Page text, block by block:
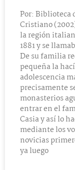
Por: Biblioteca
Cristiano
la región
1881 y se
De su familia
pequeña la
adolescencia
precisamente
monasterios
entrar en el
Casia y así lo
mediante los
novicias
ya luego